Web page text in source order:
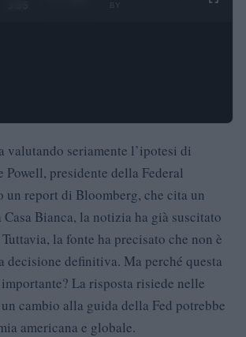
valutando seriamente l’ipotesi di
Powell, presidente della Federal
un report di Bloomberg, che cita un
Bianca, la notizia ha già suscitato
la fonte ha precisato che non è
decisione definitiva. Ma perché questa
La risposta risiede nelle
cambio alla guida della Fed potrebbe
americana e globale.